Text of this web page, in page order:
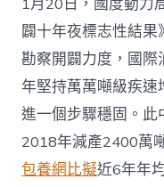
闢十年夜標志性結
勘察開闢力度，國
年堅持萬萬噸級疾速
進一個步驟穩固。
2018年減產2400萬
包養網比擬近6年年